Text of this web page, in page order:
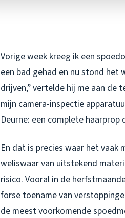
Vorige week kreeg ik een
een bad gehad en nu stond het
drijven,” vertelde hij me aan de
mijn camera-inspectie
Deurne: een complete
En dat is precies waar het vaak
weliswaar van uitstekend
risico. Vooral in de
forse toename van
de meest voorkomende